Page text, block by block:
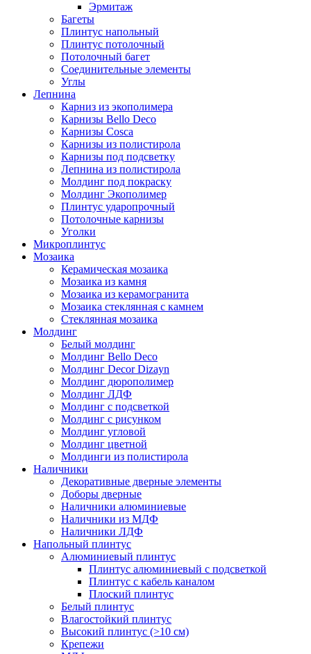
Эрмитаж
Багеты
Плинтус напольный
Плинтус потолочный
Потолочный багет
Соединительные элементы
Углы
Лепнина
Карниз из экополимера
Карнизы Bello Deco
Карнизы Cosca
Карнизы из полистирола
Карнизы под подсветку
Лепнина из полистирола
Молдинг под покраску
Молдинг Экополимер
Плинтус ударопрочный
Потолочные карнизы
Уголки
Микроплинтус
Мозаика
Керамическая мозаика
Мозаика из камня
Мозаика из керамогранита
Мозаика стеклянная с камнем
Стеклянная мозаика
Молдинг
Белый молдинг
Молдинг Bello Deco
Молдинг Decor Dizayn
Молдинг дюрополимер
Молдинг ЛДФ
Молдинг с подсветкой
Молдинг с рисунком
Молдинг угловой
Молдинг цветной
Молдинги из полистирола
Наличники
Декоративные дверные элементы
Доборы дверные
Наличники алюминиевые
Наличники из МДФ
Наличники ЛДФ
Напольный плинтус
Алюминиевый плинтус
Плинтус алюминиевый с подсветкой
Плинтус с кабель каналом
Плоский плинтус
Белый плинтус
Влагостойкий плинтус
Высокий плинтус (>10 см)
Крепежи